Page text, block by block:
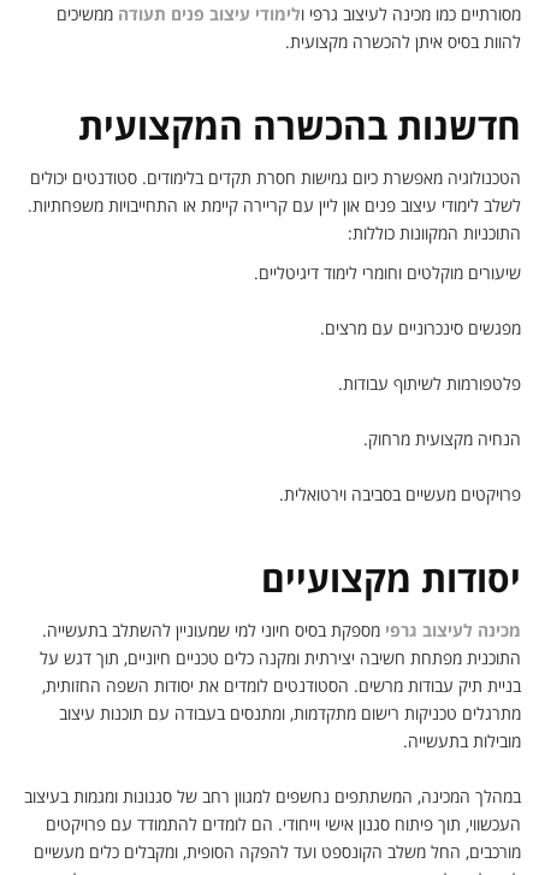
מסורתיים כמו מכינה לעיצוב גרפי ולימודי עיצוב פנים תעודה ממשיכים
להוות בסיס איתן להכשרה מקצועית.
חדשנות בהכשרה המקצועית
הטכנולוגיה מאפשרת כיום גמישות חסרת תקדים בלימודים. סטודנטים יכולים
לשלב לימודי עיצוב פנים און ליין עם קריירה קיימת או התחייבויות משפחתיות.
התוכניות המקוונות כוללות:
שיעורים מוקלטים וחומרי לימוד דיגיטליים.
מפגשים סינכרוניים עם מרצים.
פלטפורמות לשיתוף עבודות.
הנחיה מקצועית מרחוק.
פרויקטים מעשיים בסביבה וירטואלית.
יסודות מקצועיים
מכינה לעיצוב גרפי מספקת בסיס חיוני למי שמעוניין להשתלב בתעשייה.
התוכנית מפתחת חשיבה יצירתית ומקנה כלים טכניים חיוניים, תוך דגש על
בניית תיק עבודות מרשים. הסטודנטים לומדים את יסודות השפה החזותית,
מתרגלים טכניקות רישום מתקדמות, ומתנסים בעבודה עם תוכנות עיצוב
מובילות בתעשייה.
במהלך המכינה, המשתתפים נחשפים למגוון רחב של סגנונות ומגמות בעיצוב
העכשווי, תוך פיתוח סגנון אישי וייחודי. הם לומדים להתמודד עם פרויקטים
מורכבים, החל משלב הקונספט ועד להפקה הסופית, ומקבלים כלים מעשיים